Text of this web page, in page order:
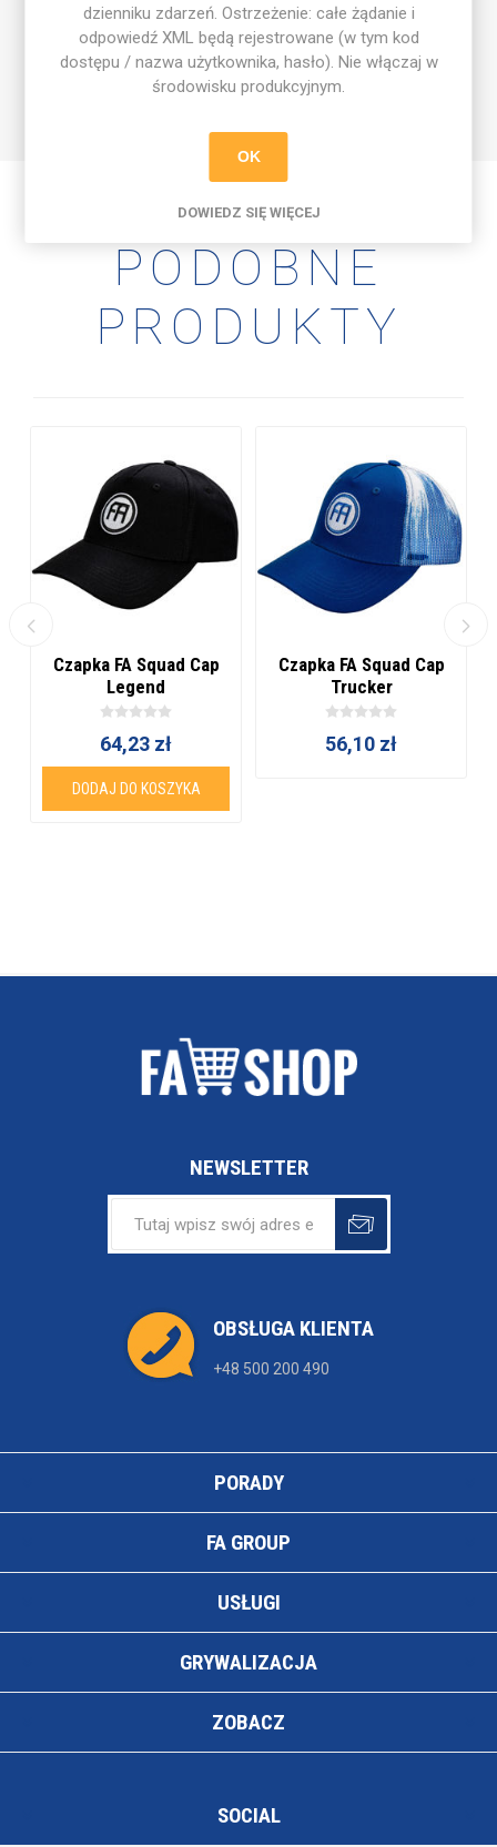
Cechy produktu:
✔️ Przewiewny tył z siateczki – idealny na cieplejsze dni.
✔️ Wyszyty znak Football Academy na froncie.
PODOBNE
PRODUKTY
Czapka FA Squad Cap
Legend
64,23 zł
DODAJ DO KOSZYKA
Czapka FA Squad Cap
Trucker
56,10 zł
NEWSLETTER
OBSŁUGA KLIENTA
+48 500 200 490
PORADY
FA GROUP
USŁUGI
GRYWALIZACJA
ZOBACZ
SOCIAL
dzienniku zdarzeń. Ostrzeżenie: całe żądanie i
odpowiedź XML będą rejestrowane (w tym kod
dostępu / nazwa użytkownika, hasło). Nie włączaj w
środowisku produkcyjnym.
OK
DOWIEDZ SIĘ WIĘCEJ